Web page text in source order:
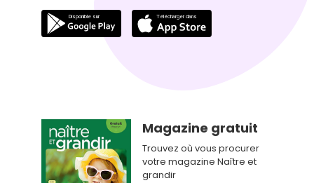
Magazine gratuit
Trouvez où vous procurer
votre magazine Naître et
grandir